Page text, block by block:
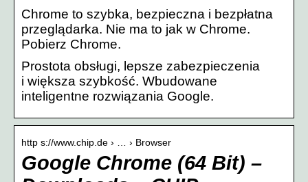
Chrome to szybka, bezpieczna i bezpłatna
przeglądarka. Nie ma to jak w Chrome.
Pobierz Chrome.
Prostota obsługi, lepsze zabezpieczenia
i większa szybkość. Wbudowane
inteligentne rozwiązania Google.
http s://www.chip.de › … › Browser
Google Chrome (64 Bit) –